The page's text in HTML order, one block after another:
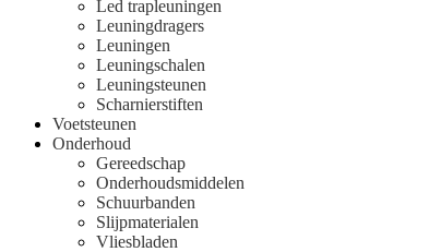
Led trapleuningen
Leuningdragers
Leuningen
Leuningschalen
Leuningsteunen
Scharnierstiften
Voetsteunen
Onderhoud
Gereedschap
Onderhoudsmiddelen
Schuurbanden
Slijpmaterialen
Vliesbladen